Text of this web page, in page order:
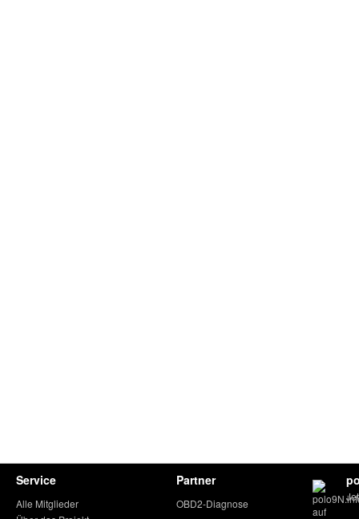
Service
Alle Mitglieder
Partner
OBD2-Diagnose